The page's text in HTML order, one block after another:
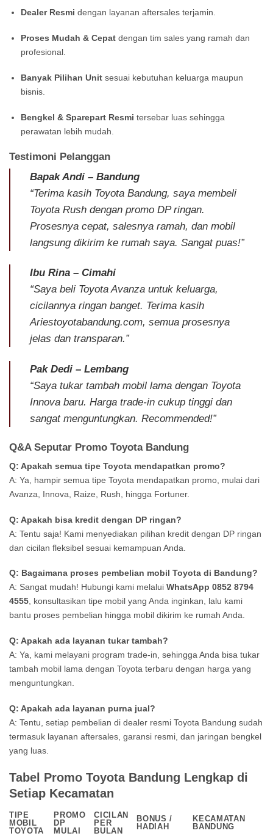
Dealer Resmi dengan layanan aftersales terjamin.
Proses Mudah & Cepatdengan tim sales yang ramah dan
profesional.
Banyak Pilihan Unitsesuai kebutuhan keluarga maupun
bisnis.
Bengkel & Sparepart Resmi tersebar luas sehingga
perawatan lebih mudah.
Testimoni Pelanggan
Bapak Andi – Bandung
“Terima kasih Toyota Bandung, saya membeli
Toyota Rush dengan promo DP ringan.
Prosesnya cepat, salesnya ramah, dan mobil
langsung dikirim ke rumah saya. Sangat puas!”
Ibu Rina – Cimahi
“Saya beli Toyota Avanza untuk keluarga,
cicilannya ringan banget. Terima kasih
Ariestoyotabandung.com, semua prosesnya
jelas dan transparan.”
Pak Dedi – Lembang
“Saya tukar tambah mobil lama dengan Toyota
Innova baru. Harga trade-in cukup tinggi dan
sangat menguntungkan. Recommended!”
Q&A Seputar Promo Toyota Bandung
Q: Apakah semua tipe Toyota mendapatkan promo?
A: Ya, hampir semua tipe Toyota mendapatkan promo, mulai dari
Avanza, Innova, Raize, Rush, hingga Fortuner.
Q: Apakah bisa kredit dengan DP ringan?
A: Tentu saja! Kami menyediakan pilihan kredit dengan DP ringan
dan cicilan fleksibel sesuai kemampuan Anda.
Q: Bagaimana proses pembelian mobil Toyota di Bandung?
A: Sangat mudah! Hubungi kami melalui WhatsApp 0852 8794
4555, konsultasikan tipe mobil yang Anda inginkan, lalu kami
bantu proses pembelian hingga mobil dikirim ke rumah Anda.
Q: Apakah ada layanan tukar tambah?
A: Ya, kami melayani program trade-in, sehingga Anda bisa tukar
tambah mobil lama dengan Toyota terbaru dengan harga yang
menguntungkan.
Q: Apakah ada layanan purna jual?
A: Tentu, setiap pembelian di dealer resmi Toyota Bandung sudah
termasuk layanan aftersales, garansi resmi, dan jaringan bengkel
yang luas.
Tabel Promo Toyota Bandung Lengkap di
Setiap Kecamatan
TIPE
MOBIL
TOYOTA
PROMO
DP
MULAI
CICILAN
PER
BULAN
BONUS /
HADIAH
KECAMATAN
BANDUNG